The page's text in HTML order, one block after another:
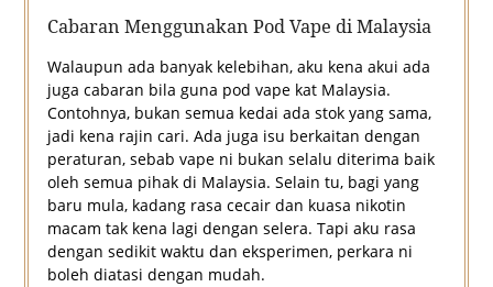
Cabaran Menggunakan Pod Vape di Malaysia
Walaupun ada banyak kelebihan, aku kena akui ada
juga cabaran bila guna pod vape kat Malaysia.
Contohnya, bukan semua kedai ada stok yang sama,
jadi kena rajin cari. Ada juga isu berkaitan dengan
peraturan, sebab vape ni bukan selalu diterima baik
oleh semua pihak di Malaysia. Selain tu, bagi yang
baru mula, kadang rasa cecair dan kuasa nikotin
macam tak kena lagi dengan selera. Tapi aku rasa
dengan sedikit waktu dan eksperimen, perkara ni
boleh diatasi dengan mudah.